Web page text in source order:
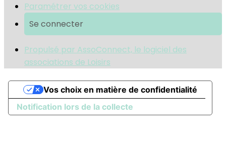
Paramétrer vos cookies
Se connecter
Propulsé par AssoConnect, le logiciel des
associations de Loisirs
Notification lors de la collecte
Vos choix en matière de confidentialité